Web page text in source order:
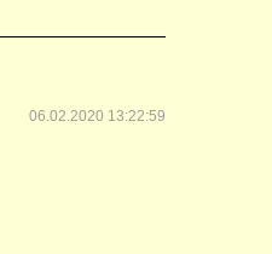
06.02.2020 13:22:59